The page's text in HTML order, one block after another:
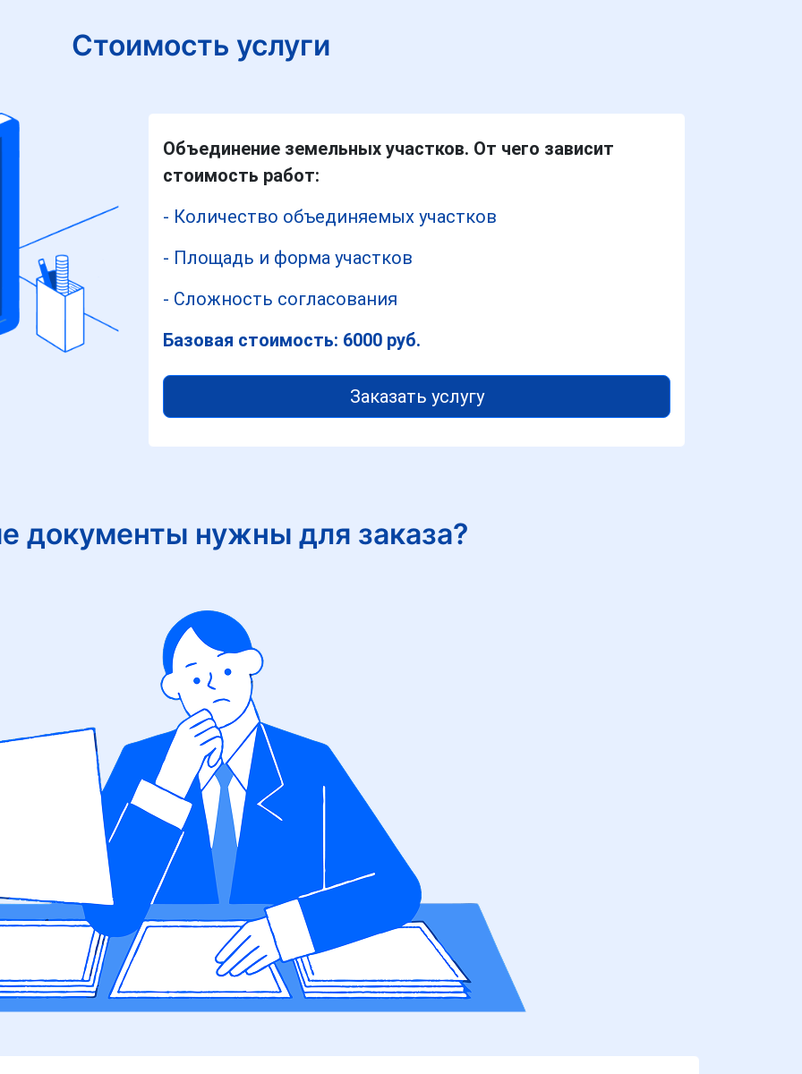
Стоимость услуги
Объединение земельных участков. От чего зависит
стоимость работ:
- Количество объединяемых участков
- Площадь и форма участков
- Сложность согласования
Базовая стоимость: 6000 руб.
Заказать услугу
документы нужны для заказа?